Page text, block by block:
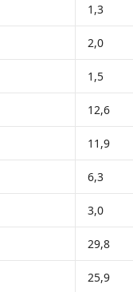
1,3
2,0
1,5
12,6
11,9
6,3
3,0
29,8
25,9